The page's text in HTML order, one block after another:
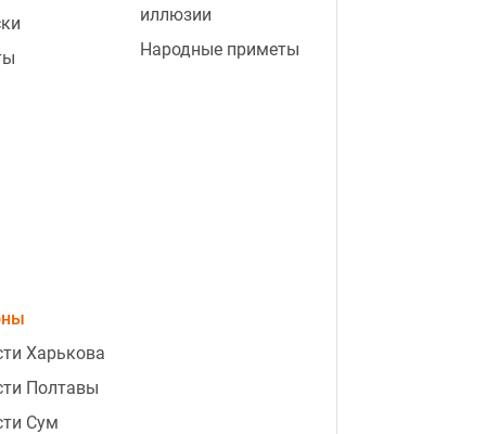
иллюзии
Народные приметы
Харькова
Полтавы
Сум